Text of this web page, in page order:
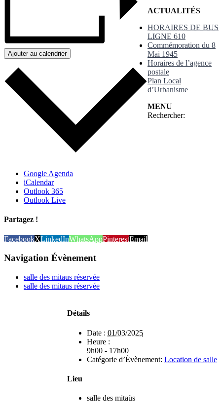
Ajouter au calendrier
Google Agenda
iCalendar
Outlook 365
Outlook Live
Partagez !
FacebookXLinkedInWhatsAppPinterestEmail
Navigation Évènement
salle des mitaus réservée
salle des mitaus réservée
Détails
Date : 01/03/2025
Heure :
9h00 - 17h00
Catégorie d’Évènement: Location de salle
Lieu
salle des mitaüs
ACTUALITÉS
HORAIRES DE BUS
LIGNE 610
Commémoration du 8
Mai 1945
Horaires de l’agence
postale
Plan Local
d’Urbanisme
MENU
Rechercher: